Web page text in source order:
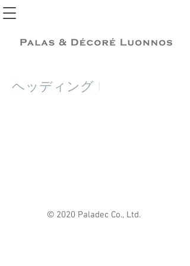
ヘッディング 1
© 2020 Paladec Co., Ltd.